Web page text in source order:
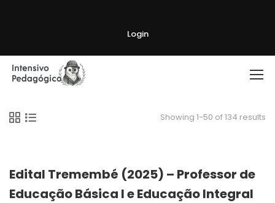
Login
Showing 1-50 of 134 results
Edital Tremembé (2025) – Professor de
Educação Básica I e Educação Integral